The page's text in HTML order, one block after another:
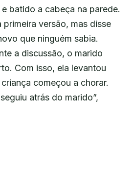
batido a cabeça na parede.
primeira versão, mas disse
que ninguém sabia.
a discussão, o marido
Com isso, ela levantou
começou a chorar.
atrás do marido”,